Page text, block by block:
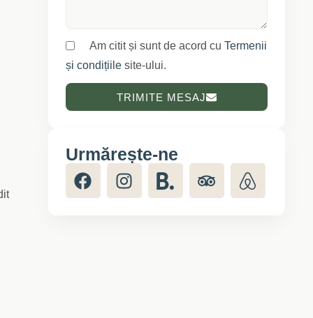
Am citit și sunt de acord cu Termenii
și condițiile site-ului.
TRIMITE MESAJ
Urmărește-ne